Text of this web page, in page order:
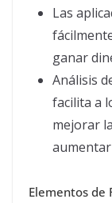
Las
ganar
Análisis
facilita a
mejorar
Elementos de